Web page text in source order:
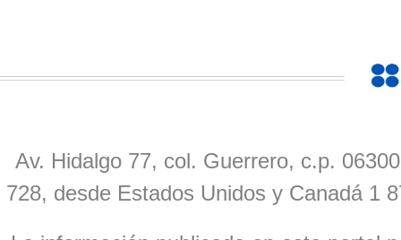
Av. Hidalgo 77, col. Guerrero, c.p.
728, desde Estados Unidos y Canadá 1